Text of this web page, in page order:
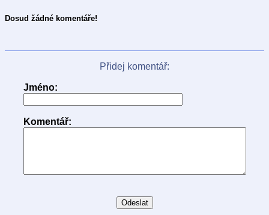
Dosud žádné komentáře!
Přidej komentář:
Jméno:
Komentář: